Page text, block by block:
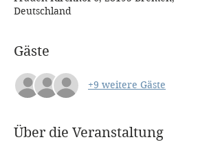
Deutschland
Gäste
+9 weitere Gäste
Über die Veranstaltung